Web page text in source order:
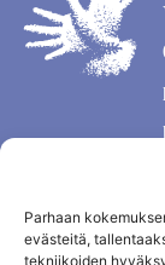
Parhaan
evästeitä,
tekniikoiden